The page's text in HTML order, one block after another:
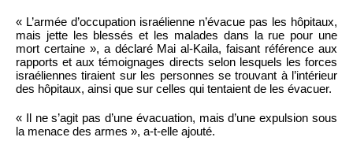
« L’armée d’occupation israélienne n’évacue pas les hôpitaux,
mais jette les blessés et les malades dans la rue pour une
mort certaine », a déclaré Mai al-Kaila, faisant référence aux
rapports et aux témoignages directs selon lesquels les forces
israéliennes tiraient sur les personnes se trouvant à l’intérieur
des hôpitaux, ainsi que sur celles qui tentaient de les évacuer.
« Il ne s’agit pas d’une évacuation, mais d’une expulsion sous
la menace des armes », a-t-elle ajouté.